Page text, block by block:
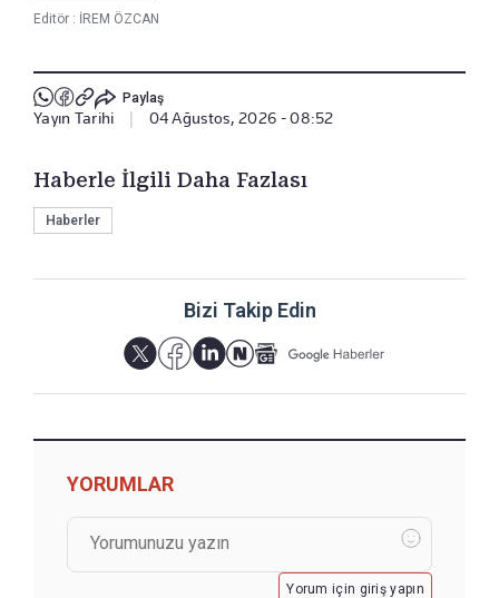
Editör : İREM ÖZCAN
Paylaş
Yayın Tarihi | 04 Ağustos, 2026 - 08:52
Haberle İlgili Daha Fazlası
Haberler
Bizi Takip Edin
YORUMLAR
Yorum için giriş yapın